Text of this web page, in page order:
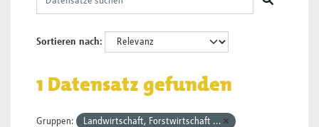
Sortieren nach
1 Datensatz gefunden
Gruppen: Landwirtschaft, Forstwirtschaft ...